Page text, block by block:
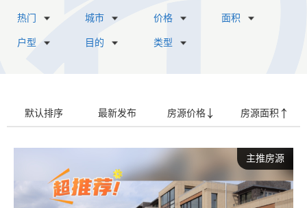
热门 城市 价格 面积
户型 目的 类型
默认排序 最新发布 房源价格 房源面积
主推房源